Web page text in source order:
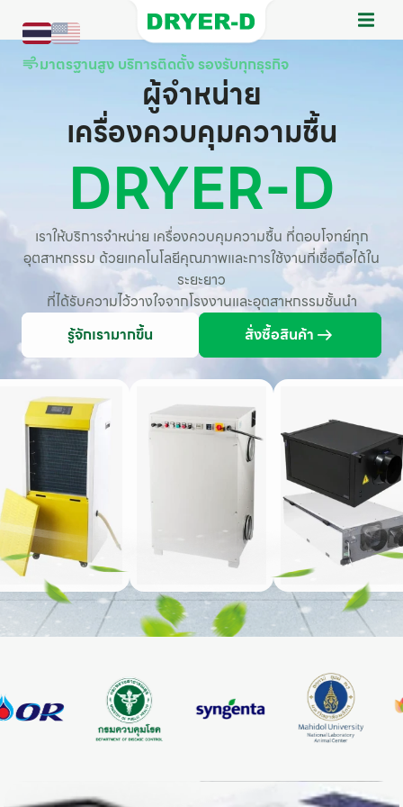
มาตรฐานสูง บริการติดตั้ง รองรับทุกธุรกิจ
ผู้จำหน่าย
เครื่องควบคุมความชื้น
DRYER-D
เราให้บริการจำหน่าย เครื่องควบคุมความชื้น ที่ตอบโจทย์ทุก
อุตสาหกรรม ด้วยเทคโนโลยีคุณภาพและการใช้งานที่เชื่อถือได้ใน
ระยะยาว
ที่ได้รับความไว้วางใจจากโรงงานและอุตสาหกรรมชั้นนำ
รู้จักเรามากขึ้น
สั่งซื้อสินค้า